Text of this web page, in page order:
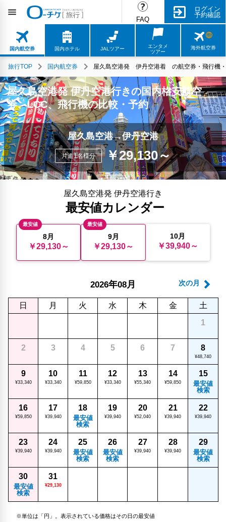
FAQ
ログイン
予約確認
国内航空券 国内ホテル JALツアー
エンタメ
ツアー
海外航空券
旅行TOP 国内航空券 屋久島空港発 伊丹空港着 の航空券・飛行機
屋久島空港発 伊丹空港行きの国内格安航空
券、LCC、飛行機の比較・予約
屋久島空港→伊丹空港
片道1名様分 ￥29,130～
屋久島空港発 伊丹空港行き
最安値カレンダー
最安値
8月
￥29,130～
最安値
9月
￥29,130～
10月
￥39,940～
次の月
2026年08月
日 月 火 水 木 金
土
1
2 3 4 5 6 7 8
¥48,740
9
¥33,340
10
¥33,340
11
¥59,850
12
¥33,340
13
¥55,340
14
¥59,850
15
最安値
検索
16
¥59,850
17
¥39,940
18
最安値
検索
19
¥39,940
20
¥52,040
21
¥39,940
22
¥39,940
23
¥39,940
24
¥39,940
25
最安値
検索
26
最安値
検索
27
¥39,940
28
¥39,940
29
最安値
検索
30
最安値
検索
31
¥29,130
※単位は「円」。表示されている価格はその日の最安値